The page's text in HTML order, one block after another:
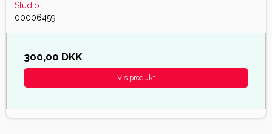
Studio
00006459
300,00 DKK
Vis produkt